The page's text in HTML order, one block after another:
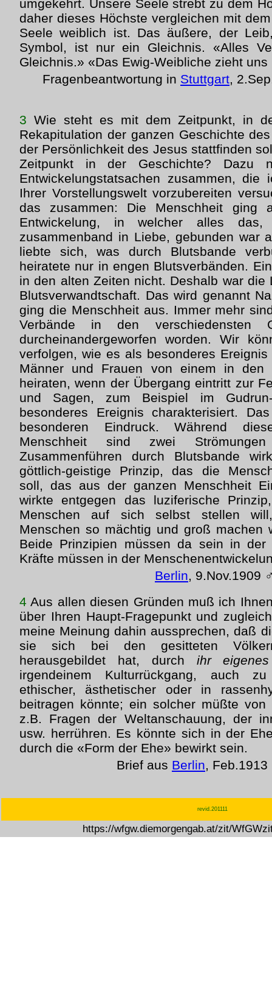
umgekehrt. Unsere Seele strebt zu dem
daher dieses Höchste vergleichen mit
Seele weiblich ist. Das äußere, der
Symbol, ist nur ein Gleichnis. «Alles
Gleichnis.» «Das Ewig-Weibliche zieht uns
Fragenbeantwortung in Stuttgart,
3 Wie steht es mit dem Zeitpunkt, in
Rekapitulation der ganzen Geschichte
der Persönlichkeit des Jesus stattfinden
Zeitpunkt in der Geschichte? Dazu
Entwickelungstatsachen zusammen,
Ihrer Vorstellungswelt vorzubereiten
das zusammen: Die Menschheit ging
Entwickelung, in welcher alles
zusammenband in Liebe, gebunden war
liebte sich, was durch Blutsbande
heiratete nur in engen Blutsverbänden.
in den alten Zeiten nicht. Deshalb war die
Blutsverwandtschaft. Das wird genannt
ging die Menschheit aus. Immer mehr
Verbände in den verschiedensten
durcheinandergeworfen worden. Wir
verfolgen, wie es als besonderes
Männer und Frauen von einem in den
heiraten, wenn der Übergang eintritt zur
und Sagen, zum Beispiel im
besonderes Ereignis charakterisiert.
besonderen Eindruck. Während
Menschheit sind zwei
Zusammenführen durch Blutsbande
göttlich-geistige Prinzip, das die
soll, das aus der ganzen Menschheit
wirkte entgegen das luziferische
Menschen auf sich selbst stellen
Menschen so mächtig und groß machen
Beide Prinzipien müssen da sein in der
Kräfte müssen in der
Berlin, 9.Nov.1909
4 Aus allen diesen Gründen muß ich
über Ihren Haupt-Fragepunkt und
meine Meinung dahin aussprechen, daß
sie sich bei den gesitteten
herausgebildet hat, durch ihr
irgendeinem Kulturrückgang, auch
ethischer, ästhetischer oder in
beitragen könnte; ein solcher müßte von
z.B. Fragen der Weltanschauung, der
usw. herrühren. Es könnte sich in der
durch die «Form der Ehe» bewirkt sein.
Brief aus Berlin, Feb.1913
revid.201111
https://wfgw.diemorgengab.at/zit/